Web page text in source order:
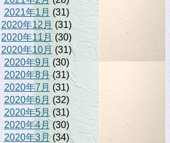
2021年1月 (31)
2020年12月 (31)
2020年11月(30)
2020年10月 (31)
2020年9月(30)
2020年8月(31)
2020年7月 (31)
2020年6月 (32)
2020年5月(31)
2020年4月(30)
2020年3月(34)